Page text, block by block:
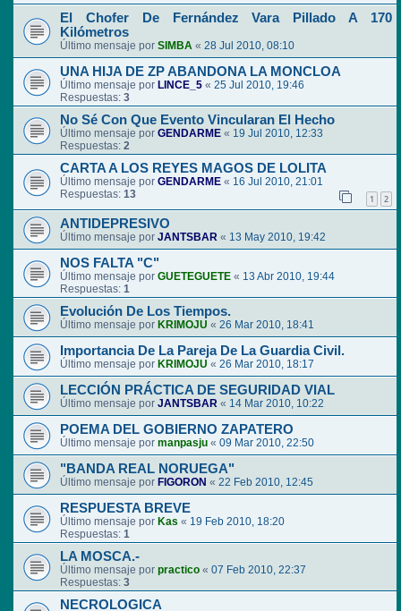
El Chofer De Fernández Vara Pillado A 170
Kilómetros
Último mensaje por SIMBA « 28 Jul 2010, 08:10
UNA HIJA DE ZP ABANDONA LA MONCLOA
Último mensaje por LINCE_5 « 25 Jul 2010, 19:46
Respuestas: 3
No Sé Con Que Evento Vincularan El Hecho
Último mensaje por GENDARME « 19 Jul 2010, 12:33
Respuestas: 2
CARTA A LOS REYES MAGOS DE LOLITA
Último mensaje por GENDARME « 16 Jul 2010, 21:01
Respuestas: 13 1 2
ANTIDEPRESIVO
Último mensaje por JANTSBAR « 13 May 2010, 19:42
NOS FALTA "C"
Último mensaje por GUETEGUETE « 13 Abr 2010, 19:44
Respuestas: 1
Evolución De Los Tiempos.
Último mensaje por KRIMOJU « 26 Mar 2010, 18:41
Importancia De La Pareja De La Guardia Civil.
Último mensaje por KRIMOJU « 26 Mar 2010, 18:17
LECCIÓN PRÁCTICA DE SEGURIDAD VIAL
Último mensaje por JANTSBAR « 14 Mar 2010, 10:22
POEMA DEL GOBIERNO ZAPATERO
Último mensaje por manpasju « 09 Mar 2010, 22:50
"BANDA REAL NORUEGA"
Último mensaje por FIGORON « 22 Feb 2010, 12:45
RESPUESTA BREVE
Último mensaje por Kas « 19 Feb 2010, 18:20
Respuestas: 1
LA MOSCA.-
Último mensaje por practico « 07 Feb 2010, 22:37
Respuestas: 3
NECROLOGICA